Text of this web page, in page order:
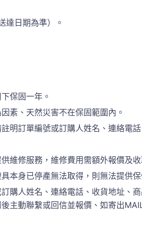
達日期為準）。
保固一年。
素、天然災害不在保固範圍內。
明訂單編號或訂購人姓名、連絡
維修服務，維修費用需額外報價及收
本身已停產無法取得，則無法提供保
購人姓名、連絡電話、收貨地址
主動聯繫或回信並報價、如寄出